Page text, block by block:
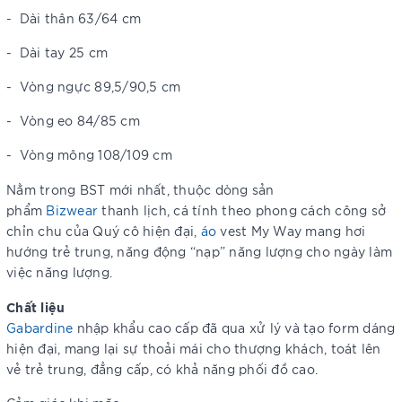
- Dài thân 63/64 cm
- Dài tay 25 cm
- Vòng ngực 89,5/90,5 cm
- Vòng eo 84/85 cm
- Vòng mông 108/109 cm
Nằm trong BST mới nhất, thuộc dòng sản
phẩm Bizwear thanh lịch, cá tính theo phong cách công sở
chỉn chu của Quý cô hiện đại, áo vest My Way mang hơi
hướng trẻ trung, năng động “nạp” năng lượng cho ngày làm
việc năng lượng.
Chất liệu
Gabardine nhập khẩu cao cấp đã qua xử lý và tạo form dáng
hiện đại, mang lại sự thoải mái cho thượng khách, toát lên
vẻ trẻ trung, đẳng cấp, có khả năng phối đồ cao.